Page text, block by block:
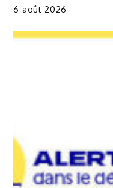
6 août 2026